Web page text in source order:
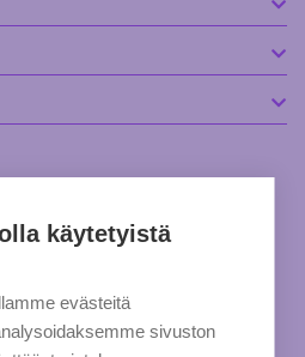
käytetyistä
evästeitä
sivuston